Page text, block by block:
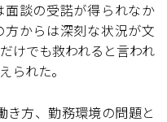
談の受諾が得られなか
からは深刻な状況が文
けでも救われると言われ
られた。
き方、勤務環境の問題と